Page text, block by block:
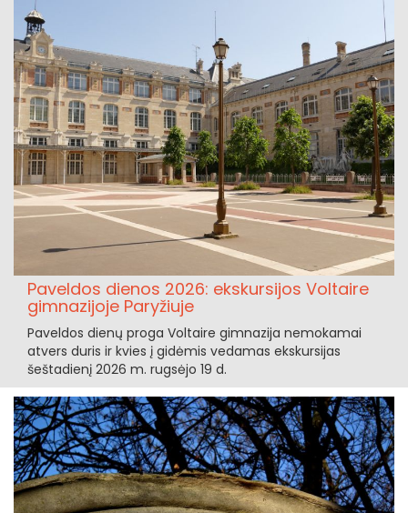
Paveldos dienos 2026: ekskursijos Voltaire
gimnazijoje Paryžiuje
Paveldos dienų proga Voltaire gimnazija nemokamai
atvers duris ir kvies į gidėmis vedamas ekskursijas
šeštadienį 2026 m. rugsėjo 19 d.